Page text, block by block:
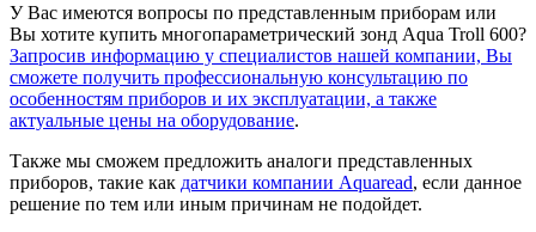
У Вас имеются вопросы по представленным приборам или
Вы хотите купить многопараметрический зонд Aqua Troll 600?
Запросив информацию у специалистов нашей компании, Вы
сможете получить профессиональную консультацию по
особенностям приборов и их эксплуатации, а также
актуальные цены на оборудование.
Также мы сможем предложить аналоги представленных
приборов, такие как датчики компании Aquaread, если данное
решение по тем или иным причинам не подойдет.